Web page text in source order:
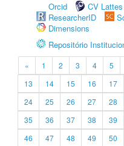
Orcid
CV Lattes
ResearcherID
Dimensions
Repositório
« 1 2 3 4 5
13
14 15 16 17
24
25 26 27 28
35
36 37 38 39
46
47 48 49 50